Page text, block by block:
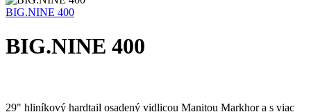
BIG.NINE 400
BIG.NINE 400
29" hliníkový hardtail osadený vidlicou Manitou Markhor a s viac